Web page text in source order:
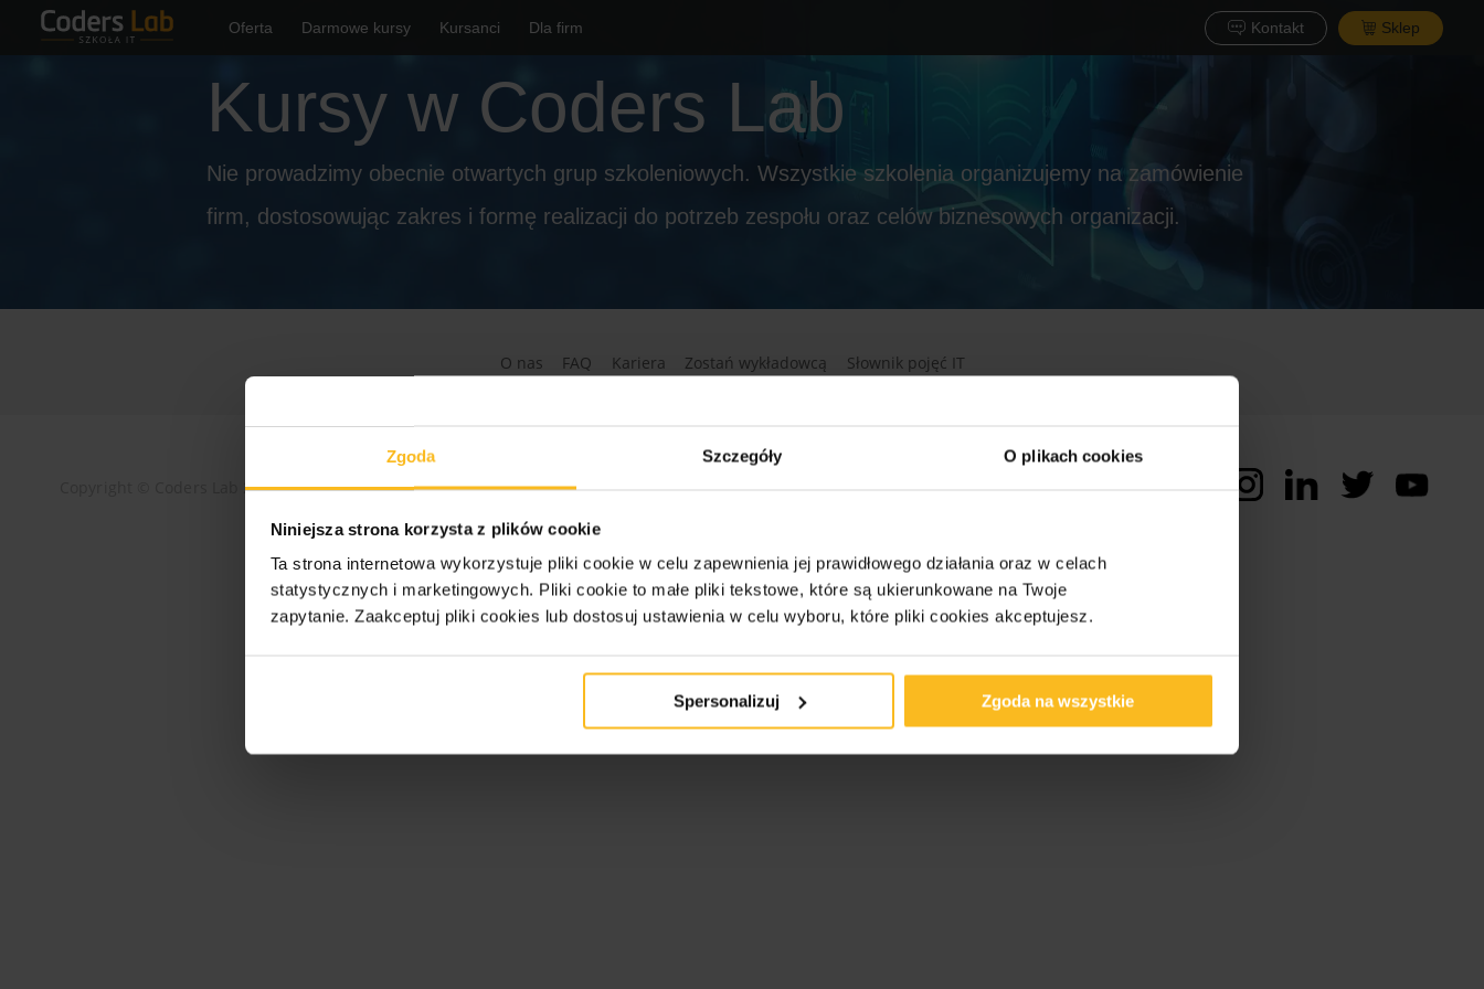
Zgoda Szczegóły O plikach cookies
Niniejsza strona korzysta z plików cookie
Ta strona internetowa wykorzystuje pliki cookie w celu zapewnienia jej prawidłowego działania oraz w celach
statystycznych i marketingowych. Pliki cookie to małe pliki tekstowe, które są ukierunkowane na Twoje
zapytanie. Zaakceptuj pliki cookies lub dostosuj ustawienia w celu wyboru, które pliki cookies akceptujesz.
Spersonalizuj Zgoda na wszystkie
Oferta Darmowe kursy Kursanci Dla firm Kontakt Sklep
Kursy w Coders Lab
Nie prowadzimy obecnie otwartych grup szkoleniowych. Wszystkie szkolenia organizujemy na zamówienie
firm, dostosowując zakres i formę realizacji do potrzeb zespołu oraz celów biznesowych organizacji.
O nas FAQ Kariera Zostań wykładowcą Słownik pojęć IT
2026 Regulamin Polityka prywatności